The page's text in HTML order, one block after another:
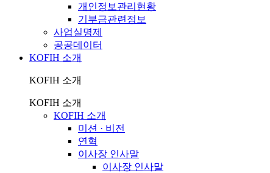
개인정보관리현황
기부금관련정보
사업실명제
공공데이터
KOFIH 소개
KOFIH 소개
KOFIH 소개
KOFIH 소개
미션 · 비전
연혁
이사장 인사말
이사장 인사말